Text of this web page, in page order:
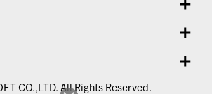
CO.,LTD. All Rights Reserved.